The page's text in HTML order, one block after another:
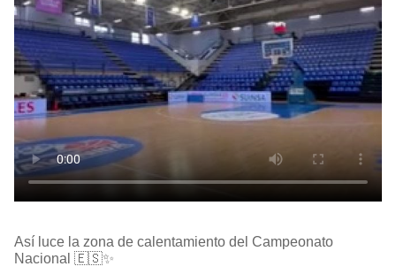
Así luce la zona de calentamiento del Campeonato
Nacional 🇪🇸✨